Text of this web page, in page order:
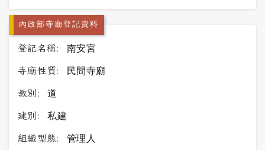
內政部寺廟登記資料
登記名稱: 南安宮
寺廟性質: 民間寺廟
教別: 道
建別: 私建
組織型態: 管理人